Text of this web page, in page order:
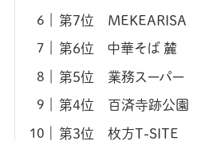
第7位 MEKEARISA
第6位 中華そば 麓
第5位 業務スーパー
第4位 百済寺跡公園
第3位 枚方T-SITE